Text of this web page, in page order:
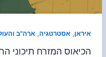
איראן, אסטרטגיה, ארה"ב
הכיאוס המזרח תיכוני